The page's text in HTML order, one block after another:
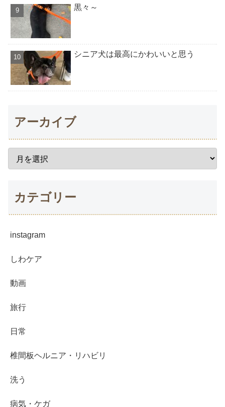
黒々～
シニア犬は最高にかわいいと思う
アーカイブ
カテゴリー
instagram
しわケア
動画
旅行
日常
椎間板ヘルニア・リハビリ
洗う
病気・ケガ